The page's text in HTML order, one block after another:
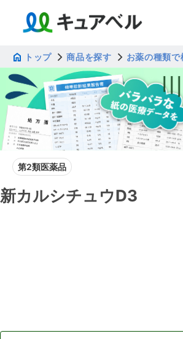
トップ 商品を探す お薬の種類で
第2類医薬品
新カルシチュウD3